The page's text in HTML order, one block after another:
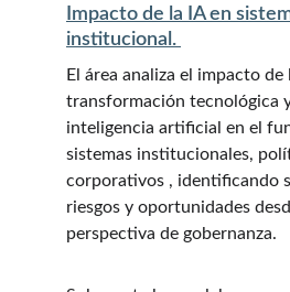
Impacto de la IA en
institucional.
El área analiza el impacto de
transformación tecnológica
inteligencia artificial en el
sistemas institucionales,
corporativos , identificando
riesgos y oportunidades
perspectiva de gobernanza.